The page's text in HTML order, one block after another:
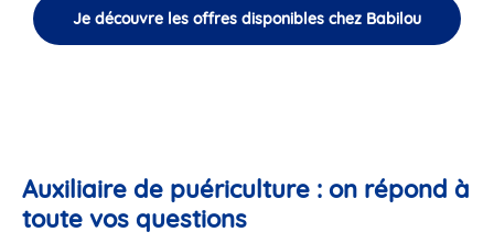
Je découvre les offres disponibles chez Babilou
Auxiliaire de puériculture : on répond à
toute vos questions